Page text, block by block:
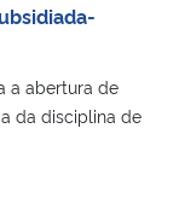
a abertura de
da disciplina de